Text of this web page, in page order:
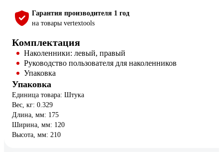
Гарантия производителя 1 год
на товары vertextools
Комплектация
Наколенники: левый, правый
Руководство пользователя для наколенников
Упаковка
Упаковка
Единица товара: Штука
Вес, кг: 0.329
Длина, мм: 175
Ширина, мм: 120
Высота, мм: 210